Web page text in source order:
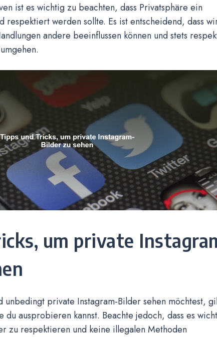
ist es wichtig zu beachten, dass Privatsphäre ein
respektiert werden sollte. Es ist entscheidend, dass
andere beeinflussen können und stets
um private
private Instagram-Bilder sehen möchtest,
ausprobieren kannst. Beachte jedoch, dass es
zu respektieren und keine illegalen Methoden